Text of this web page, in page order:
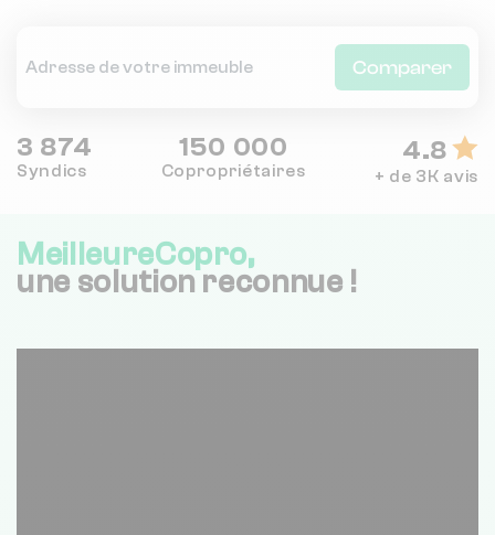
Comparer
3 874
Syndics
150 000
Copropriétaires
4.8
+ de 3K avis
MeilleureCopro,
une solution reconnue !